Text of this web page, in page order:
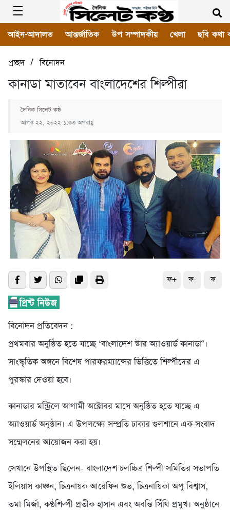
আইন-আদালত আন্তর্জাতিক উপ সম্পাদকীয় খেলা ছবি কথা
প্রচ্ছদ/বিনোদন
কানাডা মাতাবেন বাংলাদেশের শিল্পীরা
দৈনিক সিলেট কন্ঠ
আগস্ট ২২, ২০২২ ১:৩৩ অপরাহ্ণ
ফ+ ফ- ফ
বিনোদন প্রতিবেদন :
প্রথমবার অনুষ্ঠিত হতে যাচ্ছে ‘বাংলাদেশ স্টার অ্যাওয়ার্ড কানাডা’।
সাংস্কৃতিক অঙ্গনে বিশেষ পারফরম্যান্সের ভিত্তিতে শিল্পীদের এ
পুরস্কার দেওয়া হবে।
কানাডার মন্ট্রিলে আগামী অক্টোবর মাসে অনুষ্ঠিত হতে যাচ্ছে এ
অ্যাওয়ার্ড অনুষ্ঠান। এ উপলক্ষ্যে সম্প্রতি ঢাকার গুলশানে এক সংবাদ
সম্মেলনের আয়োজন করা হয়।
সেখানে উপস্থিত ছিলেন- বাংলাদেশ চলচ্চিত্র শিল্পী সমিতির সভাপতি
ইলিয়াস কাঞ্চন, চিত্রনায়ক আরেফিন শুভ, চিত্রনায়িকা অপু বিশ্বাস,
তমা মির্জা, কণ্ঠশিল্পী প্রতীক হাসান এবং অবন্তি সিঁথি প্রমুখ। অনুষ্ঠানে